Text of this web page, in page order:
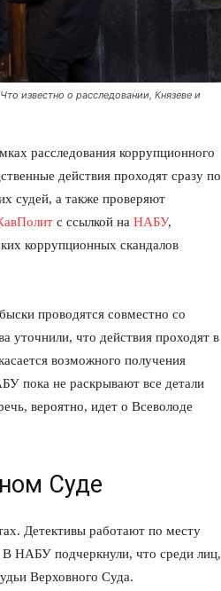
известно о расследовании, Князеве и
расследования коррупционного
действия проходят сразу по
судей, а также проверяют
с ссылкой на НАБУ,
коррупционных скандалов
проводятся совместно со
уточнили, что действия проходят в
возможного получения
пока не раскрывают все детали
вероятно, идет о Всеволоде
Суде
Детективы работают по месту
В НАБУ подчеркнули, что среди лиц,
Верховного Суда.